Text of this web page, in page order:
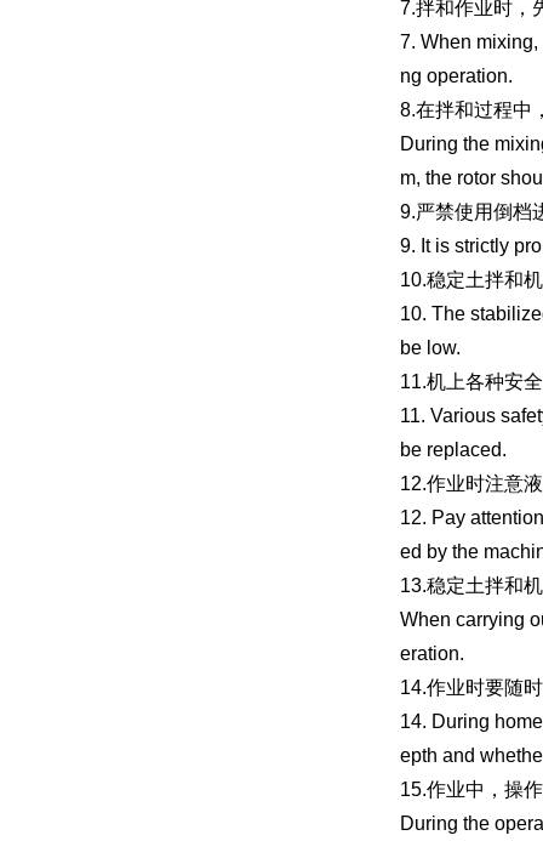
7.拌和作业时，
7. When
ng operation.
8.在拌和过程中
During the
m, the rotor
9.严禁使用倒档
9. It is strictly
10.稳定土拌和
10. The
be low.
11.机上各种安
11. Various
be replaced.
12.作业时注意
12. Pay
ed by the
13.稳定土拌和
When carrying
eration.
14.作业时要随
14. During
epth and
15.作业中，操
During the